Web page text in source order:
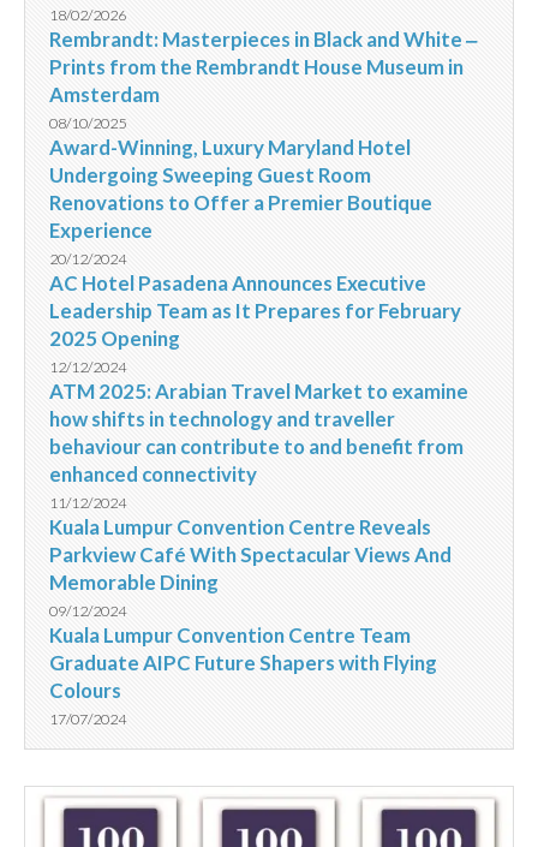
18/02/2026
Rembrandt: Masterpieces in Black and White ‒
Prints from the Rembrandt House Museum in
Amsterdam
08/10/2025
Award-Winning, Luxury Maryland Hotel
Undergoing Sweeping Guest Room
Renovations to Offer a Premier Boutique
Experience
20/12/2024
AC Hotel Pasadena Announces Executive
Leadership Team as It Prepares for February
2025 Opening
12/12/2024
ATM 2025: Arabian Travel Market to examine
how shifts in technology and traveller
behaviour can contribute to and benefit from
enhanced connectivity
11/12/2024
Kuala Lumpur Convention Centre Reveals
Parkview Café With Spectacular Views And
Memorable Dining
09/12/2024
Kuala Lumpur Convention Centre Team
Graduate AIPC Future Shapers with Flying
Colours
17/07/2024